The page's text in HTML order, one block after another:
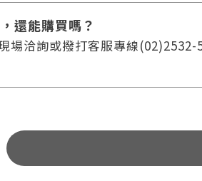
您將收到一
系統
還能購買嗎？
場洽詢或撥打客服專線